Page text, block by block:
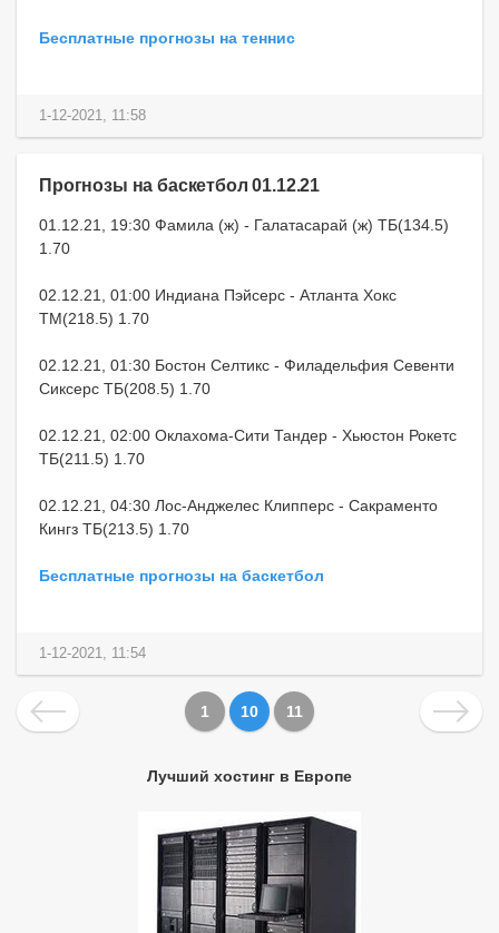
Бесплатные прогнозы на теннис
1-12-2021, 11:58
Прогнозы на баскетбол 01.12.21
01.12.21, 19:30 Фамила (ж) - Галатасарай (ж) ТБ(134.5)
1.70
02.12.21, 01:00 Индиана Пэйсерс - Атланта Хокс
ТМ(218.5) 1.70
02.12.21, 01:30 Бостон Селтикс - Филадельфия Севенти
Сиксерс ТБ(208.5) 1.70
02.12.21, 02:00 Оклахома-Сити Тандер - Хьюстон Рокетс
ТБ(211.5) 1.70
02.12.21, 04:30 Лос-Анджелес Клипперс - Сакраменто
Кингз ТБ(213.5) 1.70
Бесплатные прогнозы на баскетбол
1-12-2021, 11:54
1 10 11
Лучший хостинг в Европе